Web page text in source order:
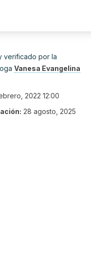
verificado por la
Vanesa Evangelina
2022 12:00
28 agosto, 2025